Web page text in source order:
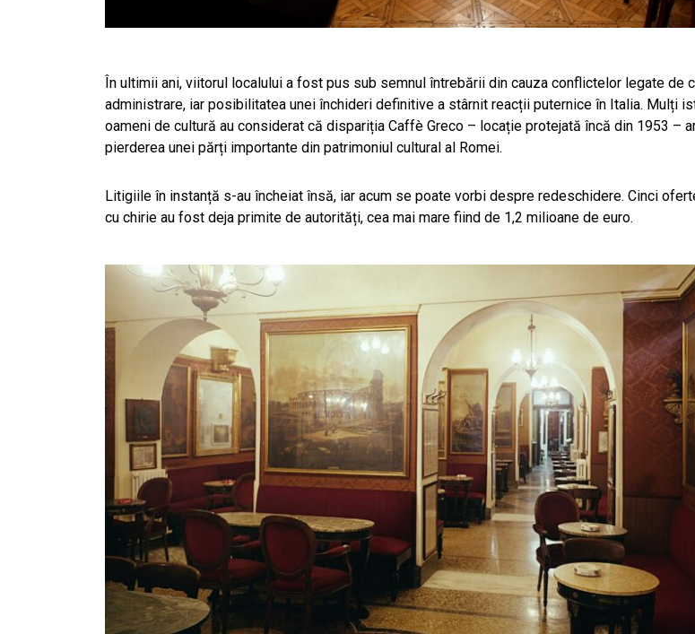
În ultimii ani, viitorul localului a fost pus sub semnul întrebării din cauza conflictelor legate de
administrare, iar posibilitatea unei închideri definitive a stârnit reacții puternice în Italia. Mulți
oameni de cultură au considerat că dispariția Caffè Greco – locație protejată încă din 1953 –
pierderea unei părți importante din patrimoniul cultural al Romei.
Litigiile în instanță s-au încheiat însă, iar acum se poate vorbi despre redeschidere. Cinci
cu chirie au fost deja primite de autorități, cea mai mare fiind de 1,2 milioane de euro.